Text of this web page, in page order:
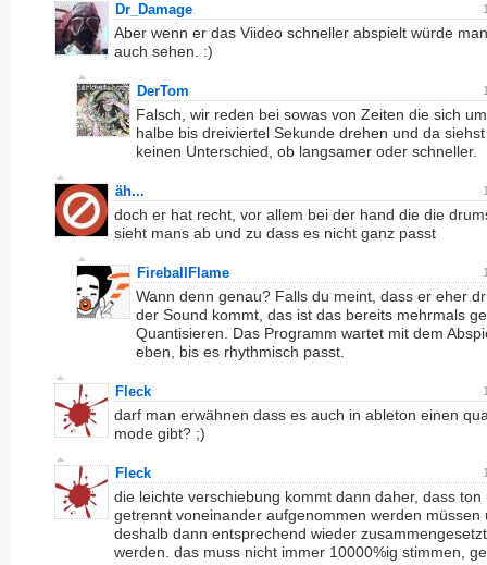
Dr_Damage
Aber wenn er das Viideo schneller abspielt würde
auch sehen. :)
DerTom
Falsch, wir reden bei sowas von Zeiten die sich
halbe bis dreiviertel Sekunde drehen und da
keinen Unterschied, ob langsamer oder schneller.
äh...
doch er hat recht, vor allem bei der hand die die
sieht mans ab und zu dass es nicht ganz passt
FireballFlame
Wann denn genau? Falls du meint, dass er eher
der Sound kommt, das ist das bereits mehrmals
Quantisieren. Das Programm wartet mit dem
eben, bis es rhythmisch passt.
Fleck
darf man erwähnen dass es auch in ableton einen
mode gibt? ;)
Fleck
die leichte verschiebung kommt dann daher, dass ton
getrennt voneinander aufgenommen werden müssen
deshalb dann entsprechend wieder zusammengesetzt
werden. das muss nicht immer 10000%ig stimmen,